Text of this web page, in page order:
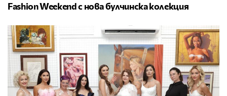
Fashion Weekend с нова булчинска колекция